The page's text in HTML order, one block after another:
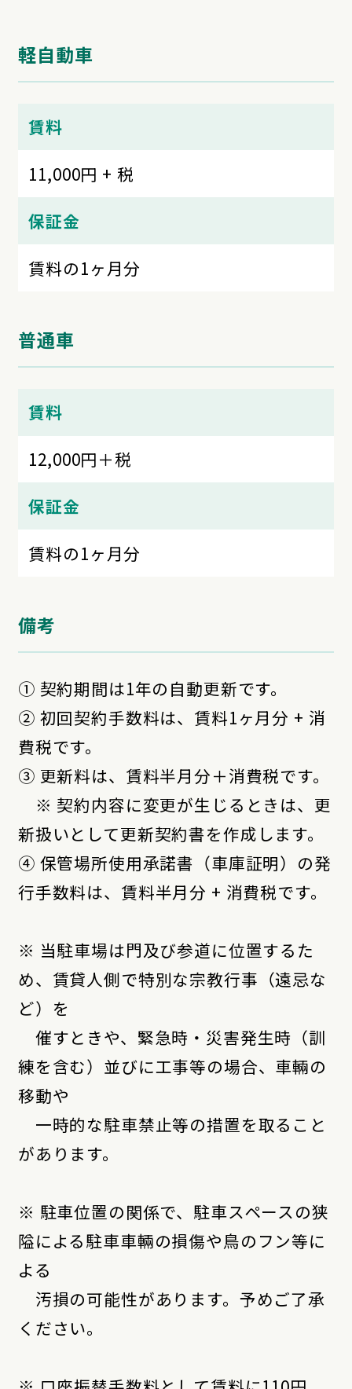
軽自動車
賃料
11,000円 + 税
保証金
賃料の1ヶ月分
普通車
賃料
12,000円＋税
保証金
賃料の1ヶ月分
備考
① 契約期間は1年の自動更新です。
② 初回契約手数料は、賃料1ヶ月分 + 消
費税です。
③ 更新料は、賃料半月分＋消費税です。
※ 契約内容に変更が生じるときは、更
新扱いとして更新契約書を作成します。
④ 保管場所使用承諾書（車庫証明）の発
行手数料は、賃料半月分 + 消費税です。
※ 当駐車場は門及び参道に位置するた
め、賃貸人側で特別な宗教行事（遠忌な
ど）を
催すときや、緊急時・災害発生時（訓
練を含む）並びに工事等の場合、車輛の
移動や
一時的な駐車禁止等の措置を取ること
があります。
※ 駐車位置の関係で、駐車スペースの狭
隘による駐車車輛の損傷や鳥のフン等に
よる
汚損の可能性があります。予めご了承
ください。